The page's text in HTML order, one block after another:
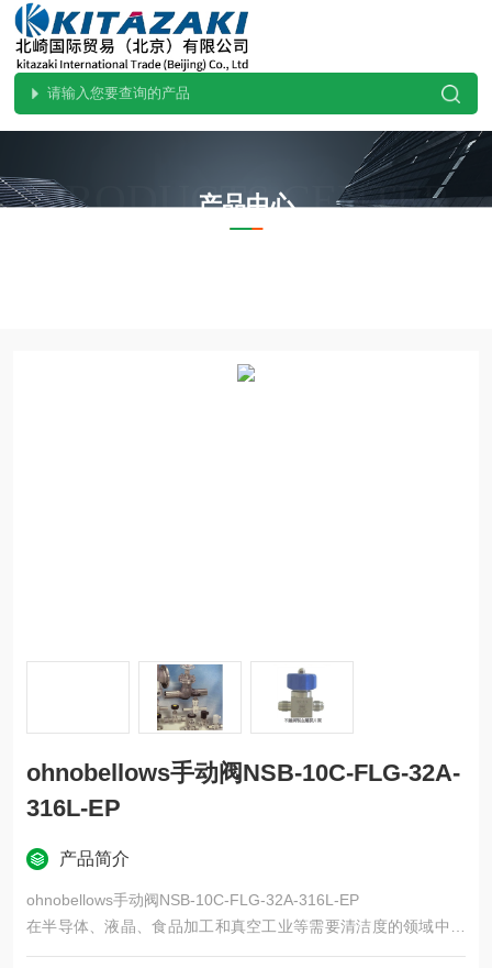
PRODUCTS CENTER
产品中心
ohnobellows手动阀NSB-10C-FLG-32A-
316L-EP
产品简介
ohnobellows手动阀NSB-10C-FLG-32A-316L-EP
在半导体、液晶、食品加工和真空工业等需要清洁度的领域中，
内部不会混入杂质。